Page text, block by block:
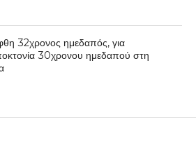
32χρονος ημεδαπός, για
30χρονου ημεδαπού στη